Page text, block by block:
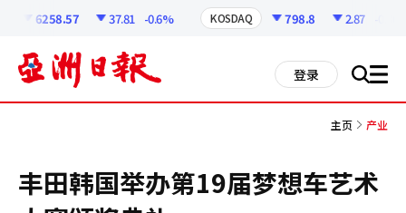
6258.57 37.81 -0.6% KOSDAQ 798.8 2.87
登录 搜 all
主页 产业
丰田韩国举办第19届梦想车艺术